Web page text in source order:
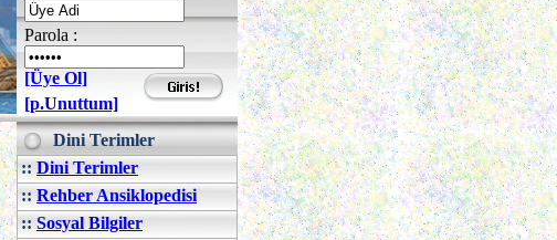
Parola :
[Üye Ol]
[p.Unuttum]
Dini Terimler
:: Dini Terimler
:: Rehber Ansiklopedisi
:: Sosyal Bilgiler